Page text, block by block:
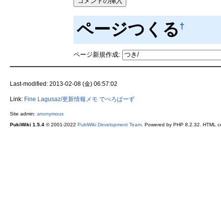
ページつくる †
ページ新規作成:
Last-modified: 2013-02-08 (金) 06:57:02
Link: Fine Lagusaz/更新情報メモ でべろぱーず
Site admin: anonymous
PukiWiki 1.5.4© 2001-2022 PukiWiki Development Team. Powered by PHP 8.2.32. HTML